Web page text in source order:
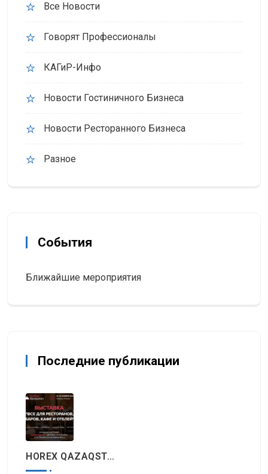
Все Новости
Говорят Профессионалы
КАГиР-Инфо
Новости Гостиничного Бизнеса
Новости Ресторанного Бизнеса
Разное
События
Ближайшие мероприятия
Последние публикации
HOREX QAZAQSTAN 2025: Главное Событие Индустрии Гостеприимства И Ресторанного Бизнеса Пройдет Этой Осенью В Алматы